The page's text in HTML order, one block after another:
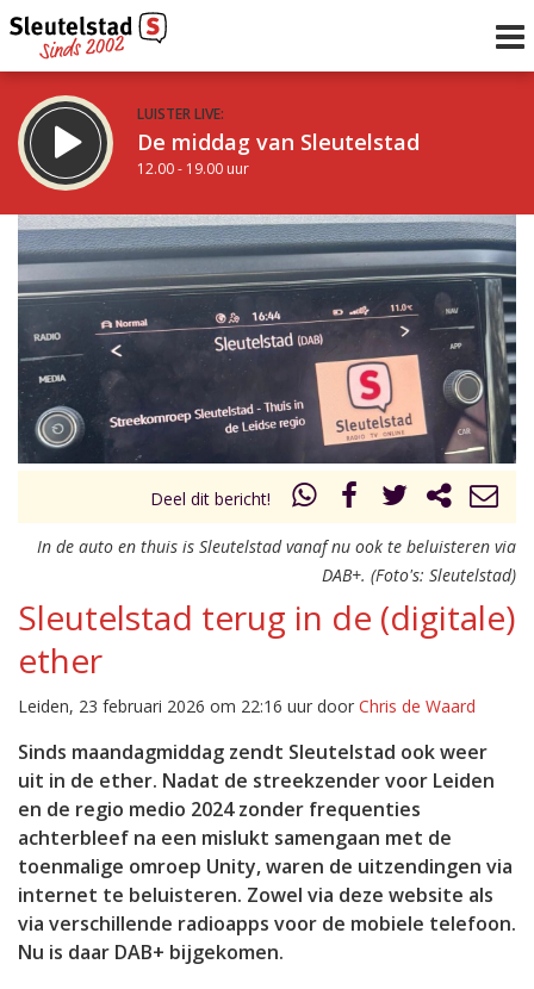
LUISTER LIVE:
De middag van Sleutelstad
12.00 - 19.00 uur
STRAKS:
De avond van Sleutelstad
19.00 - 22.00 uur
Vorig uur
uur 1 van 0 Volgend uur
Deel dit bericht!
In de auto en thuis is Sleutelstad vanaf nu ook te beluisteren via
DAB+. (Foto's: Sleutelstad)
Sleutelstad terug in de (digitale)
ether
Leiden, 23 februari 2026 om 22:16 uur door Chris de Waard
Sinds maandagmiddag zendt Sleutelstad ook weer
uit in de ether. Nadat de streekzender voor Leiden
en de regio medio 2024 zonder frequenties
achterbleef na een mislukt samengaan met de
toenmalige omroep Unity, waren de uitzendingen via
internet te beluisteren. Zowel via deze website als
via verschillende radioapps voor de mobiele telefoon.
Nu is daar DAB+ bijgekomen.